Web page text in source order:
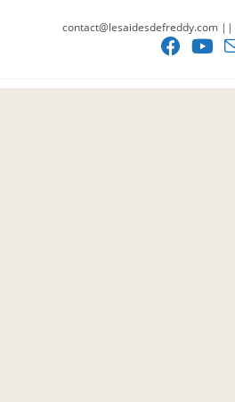
contact@lesaidesdefreddy.com ||